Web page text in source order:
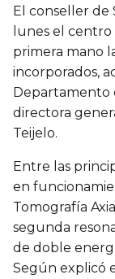
El conseller de
lunes el
primera mano
incorporados,
Departamento
directora
Teijelo.
Entre las
en
Tomografía
segunda
de doble
Según explicó